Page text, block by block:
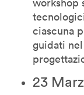
ciascuna
guidati
23